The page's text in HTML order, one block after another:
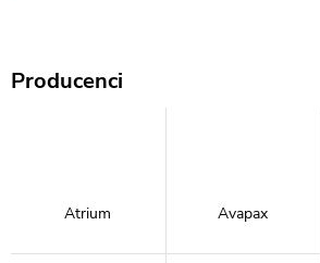
Producenci
Atrium Avapax